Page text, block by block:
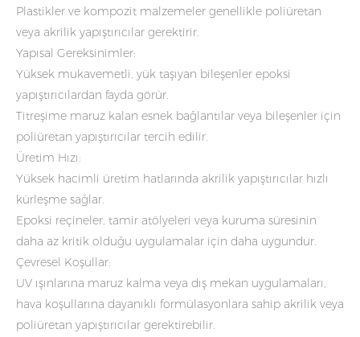
Plastikler ve kompozit malzemeler genellikle poliüretan
veya akrilik yapıştırıcılar gerektirir.
Yapısal Gereksinimler:
Yüksek mukavemetli, yük taşıyan bileşenler epoksi
yapıştırıcılardan fayda görür.
Titreşime maruz kalan esnek bağlantılar veya bileşenler için
poliüretan yapıştırıcılar tercih edilir.
Üretim Hızı:
Yüksek hacimli üretim hatlarında akrilik yapıştırıcılar hızlı
kürleşme sağlar.
Epoksi reçineler, tamir atölyeleri veya kuruma süresinin
daha az kritik olduğu uygulamalar için daha uygundur.
Çevresel Koşullar:
UV ışınlarına maruz kalma veya dış mekan uygulamaları,
hava koşullarına dayanıklı formülasyonlara sahip akrilik veya
poliüretan yapıştırıcılar gerektirebilir.